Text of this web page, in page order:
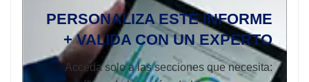
PERSONALIZA ESTE INFORME
+ VALIDA CON UN EXPERTO
Acceda solo a las secciones que necesita: